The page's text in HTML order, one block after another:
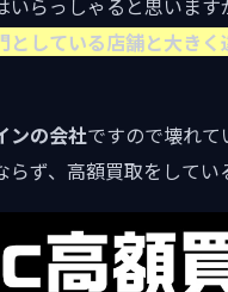
らっしゃると思います
としている店舗と大きく
ンの会社ですので壊れて
ず、高額買取をしてい